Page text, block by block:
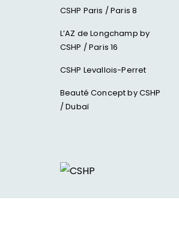
CSHP Paris / Paris 8
L’AZ de Longchamp by
CSHP / Paris 16
CSHP Levallois-Perret
Beauté Concept by CSHP
/ Dubaï